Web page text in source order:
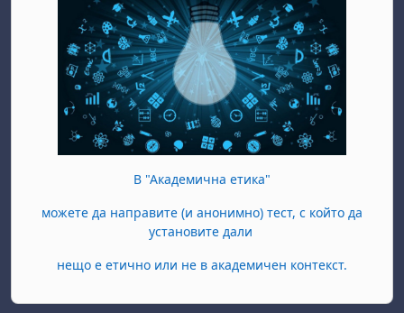
В "Академична етика"
можете да направите (и анонимно) тест, с който да
установите дали
нещо е етично или не в академичен контекст.